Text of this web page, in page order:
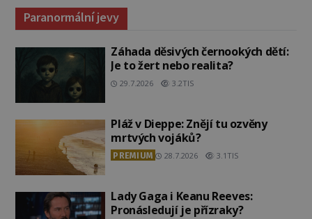
Paranormální jevy
Záhada děsivých černookých dětí:
Je to žert nebo realita?
29.7.2026 3.2TIS
Pláž v Dieppe: Znějí tu ozvěny
mrtvých vojáků?
PREMIUM 28.7.2026 3.1TIS
Lady Gaga i Keanu Reeves:
Pronásledují je přízraky?